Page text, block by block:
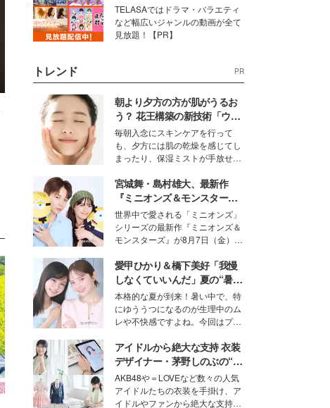
TELASAではドラマ・バラエティ
など幅広いジャンルの動画が全て
見放題！【PR】
トレンド PR
朝より夕方の方が肌がうるお
う？ 花王構築の新技術「ウォ
ーターキャプチャリングスキ
ン（捕水肌）」がスキンケア
の常識を変える予感
毎朝入念にスキンケアを行って
も、夕方には肌の乾燥を感じてし
まったり、保湿ミストが手放せな
な美容の常識を大きく変える可能
性を秘めた、革新的な「Water
Capturing Skin（ウォーターキャ
プチャリングスキン：捕水肌）」
技術を、花王が構築した。
宮城舞・島村雄大、最新作
『ミニオンズ＆モンスター
ズ』の魅力熱弁 ハチャメチャ
だけじゃない“友情と絆”に感
動
世界中で愛される「ミニオンズ」
シリーズの最新作『ミニオンズ＆
モンスターズ』が8月7日（金）に
ニオン好き”という共通点を持つモ
デルの宮城舞と島村雄大の特別対
談をお届け！それぞれの視点か
ら、今作ならではの魅力や予想外
の感動をもたらす奥深いストーリ
ーについて熱く語り合ってもらっ
た。
愛甲ひかり＆橋下美好「我慢
しなくていいんだ」夏の“暑さ
対策”の新しい選択肢とは？
本格的な夏が到来！暑い中で、特
にゆううつになるのが生理中のム
レや不快感ですよね。今回はプラ
モデル・愛甲ひかりさんと橋下美
好さんを迎えて本音で女子会トー
ク。猛暑のお出かけを快適に過ご
すヒントや、2人が感動した夏の
生理の新常識にも迫りました。
アイドルから絶大な支持 衣装
デザイナー・茅野しのぶの“可
愛い”を作る美学＜「シチズン
クロスシー」インタビュー＞
AKB48や＝LOVEなど数々の人気
アイドルたちの衣装を手掛け、ア
イドルやファンから絶大な支持を